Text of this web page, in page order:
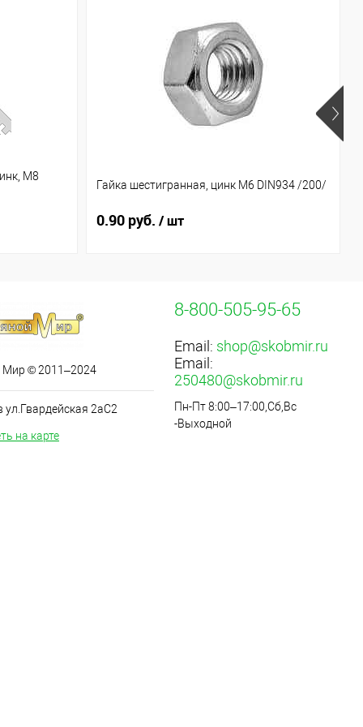
М8
Гайка шестигранная, цинк М6 DIN934 /200/
0.90 руб. / шт
Мир © 2011–2024
ул.Гвардейская 2аС2
на карте
8-800-505-95-65
Email: shop@skobmir.ru
Email:
250480@skobmir.ru
Пн-Пт 8:00–17:00,Сб,Вс
-Выходной